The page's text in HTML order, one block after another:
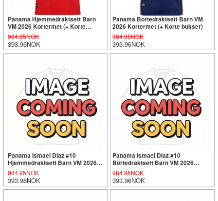
Panama Hjemmedraktsett Barn
VM 2026 Kortermet (+ Korte
bukser)
984.95NOK
393.96NOK
Panama Bortedraktsett Barn VM
2026 Kortermet (+ Korte bukser)
984.95NOK
393.96NOK
Panama Ismael Diaz #10
Hjemmedraktsett Barn VM 2026
Kortermet (+ Korte bukser)
984.95NOK
393.96NOK
Panama Ismael Diaz #10
Bortedraktsett Barn VM 2026
Kortermet (+ Korte bukser)
984.95NOK
393.96NOK